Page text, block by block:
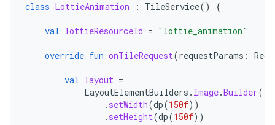
class LottieAnimation : TileService() {
val lottieResourceId = "lottie_animation"
override fun onTileRequest(requestParams :
val layout =
LayoutElementBuilders . Image.Builder()
. setWidth(dp(150f))
. setHeight(dp(150f))